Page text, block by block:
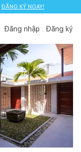
ĐĂNG KÝ NGAY!
Đăng nhập Đăng ký